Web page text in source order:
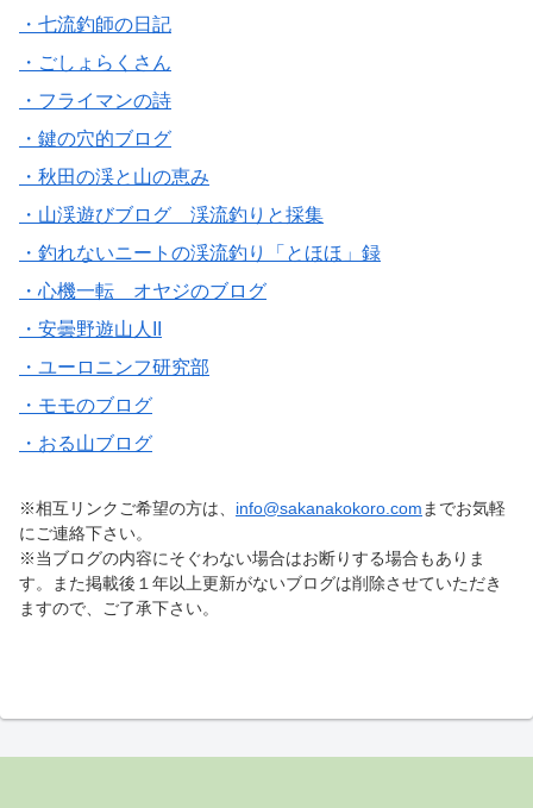
・七流釣師の日記
・ごしょらくさん
・フライマンの詩
・鍵の穴的ブログ
・秋田の渓と山の恵み
・山渓遊びブログ 渓流釣りと採集
・釣れないニートの渓流釣り「とほほ」録
・心機一転 オヤジのブログ
・安曇野遊山人II
・ユーロニンフ研究部
・モモのブログ
・おる山ブログ
※相互リンクご希望の方は、 info@sakanakokoro.com までお気軽
にご連絡下さい。
※当ブログの内容にそぐわない場合はお断りする場合もありま
す。また掲載後１年以上更新がないブログは削除させていただき
ますので、ご了承下さい。